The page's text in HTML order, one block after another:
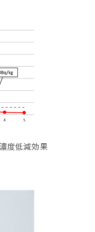
度低減効果